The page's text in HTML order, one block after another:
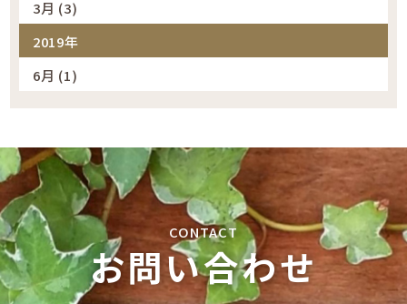
3月 (3)
2019年
6月 (1)
お問い合わせ